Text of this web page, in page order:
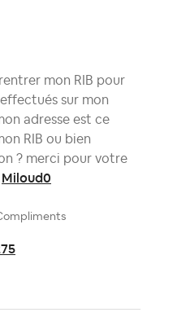
mon RIB pour
sur mon
adresse est ce
RIB ou bien
? merci pour votre
Miloud0